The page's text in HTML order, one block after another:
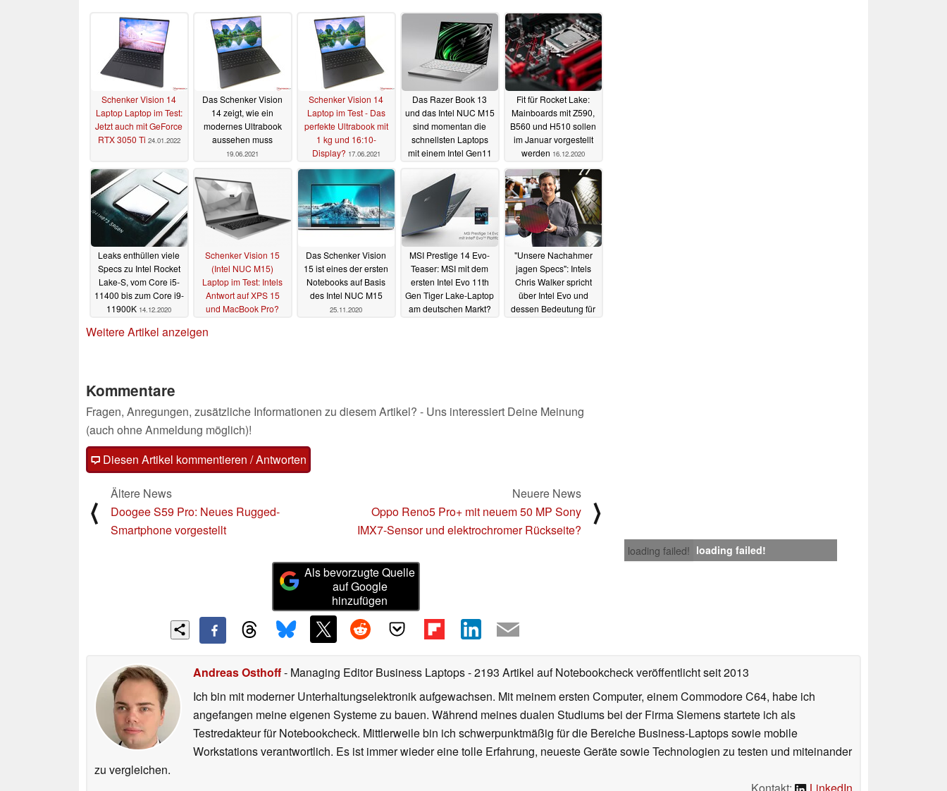
Schenker Vision 14
Laptop Laptop im Test:
Jetzt auch mit GeForce
RTX 3050 Ti 24.01.2022
Das Schenker Vision
14 zeigt, wie ein
modernes Ultrabook
aussehen muss
19.06.2021
Schenker Vision 14
Laptop im Test - Das
perfekte Ultrabook mit
1 kg und 16:10-
Display? 17.06.2021
Das Razer Book 13
und das Intel NUC M15
sind momentan die
schnellsten Laptops
mit einem Intel Gen11
17.12.2020
Fit für Rocket Lake:
Mainboards mit Z590,
B560 und H510 sollen
im Januar vorgestellt
werden 16.12.2020
Leaks enthüllen viele
Specs zu Intel Rocket
Lake-S, vom Core i5-
11400 bis zum Core i9-
11900K 14.12.2020
Schenker Vision 15
(Intel NUC M15)
Laptop im Test: Intels
Antwort auf XPS 15
und MacBook Pro?
Das Schenker Vision
15 ist eines der ersten
Notebooks auf Basis
des Intel NUC M15
25.11.2020
MSI Prestige 14 Evo-
Teaser: MSI mit dem
ersten Intel Evo 11th
Gen Tiger Lake-Laptop
am deutschen Markt?
"Unsere Nachahmer
jagen Specs": Intels
Chris Walker spricht
über Intel Evo und
dessen Bedeutung für
Weitere Artikel anzeigen
Kommentare
Fragen, Anregungen, zusätzliche Informationen zu diesem Artikel? - Uns interessiert Deine Meinung
(auch ohne Anmeldung möglich)!
Diesen Artikel kommentieren / Antworten
⟨
Ältere News
Doogee S59 Pro: Neues Rugged-
Smartphone vorgestellt
Neuere News
Oppo Reno5 Pro+ mit neuem 50 MP Sony
IMX7-Sensor und elektrochromer Rückseite?
⟩
loading failed! loading failed!
Als bevorzugte Quelle
auf Google
hinzufügen
Andreas Osthoff- Managing Editor Business Laptops- 2193 Artikel auf Notebookcheck veröffentlichtseit 2013
Ich bin mit moderner Unterhaltungselektronik aufgewachsen. Mit meinem ersten Computer, einem Commodore C64, habe ich
angefangen meine eigenen Systeme zu bauen. Während meines dualen Studiums bei der Firma Siemens startete ich als
Testredakteur für Notebookcheck. Mittlerweile bin ich schwerpunktmäßig für die Bereiche Business-Laptops sowie mobile
Workstations verantwortlich. Es ist immer wieder eine tolle Erfahrung, neueste Geräte sowie Technologien zu testen und miteinander
zu vergleichen.